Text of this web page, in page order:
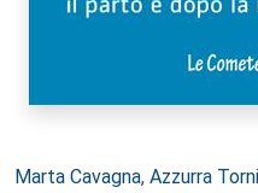
Autori:
Marta Cavagna, Azzurra